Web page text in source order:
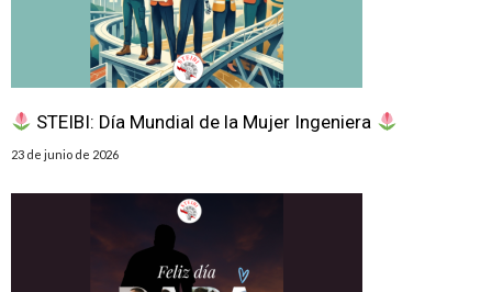
STEIBI: Día Mundial de la Mujer Ingeniera
23 de junio de 2026